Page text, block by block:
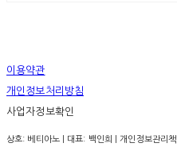
이용약관
개인정보처리방침
사업자정보확인
상호: 베티아노 | 대표: 백인희 | 개인정보관